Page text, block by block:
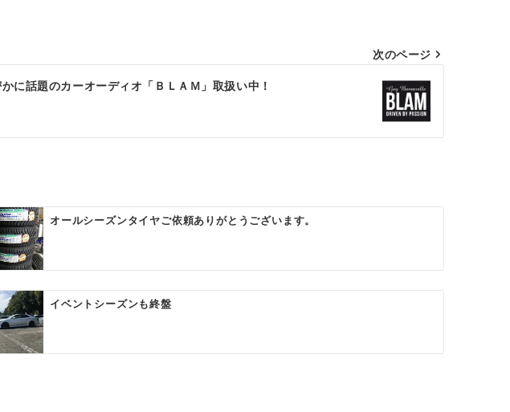
次のページ
に話題のカーオーディオ「ＢＬＡＭ」取扱い中！
オールシーズンタイヤご依頼ありがとうございます。
イベントシーズンも終盤